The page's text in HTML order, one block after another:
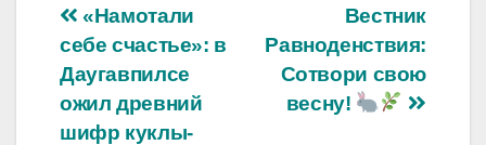
Навигация
по
записям
Вестник
Равноденствия:
Сотвори свою
весну!
«Намотали
себе счастье»: в
Даугавпилсе
ожил древний
шифр куклы-